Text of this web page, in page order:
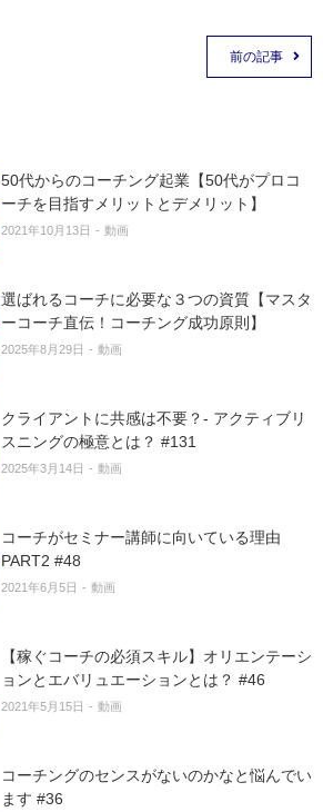
前の記事
50代からのコーチング起業【50代がプロコ
ーチを目指すメリットとデメリット】
2021年10月13日 動画
選ばれるコーチに必要な３つの資質【マスタ
ーコーチ直伝！コーチング成功原則】
2025年8月29日 動画
クライアントに共感は不要？- アクティブリ
スニングの極意とは？ #131
2025年3月14日 動画
コーチがセミナー講師に向いている理由
PART2 #48
2021年6月5日 動画
【稼ぐコーチの必須スキル】オリエンテーシ
ョンとエバリュエーションとは？ #46
2021年5月15日 動画
コーチングのセンスがないのかなと悩んでい
ます #36